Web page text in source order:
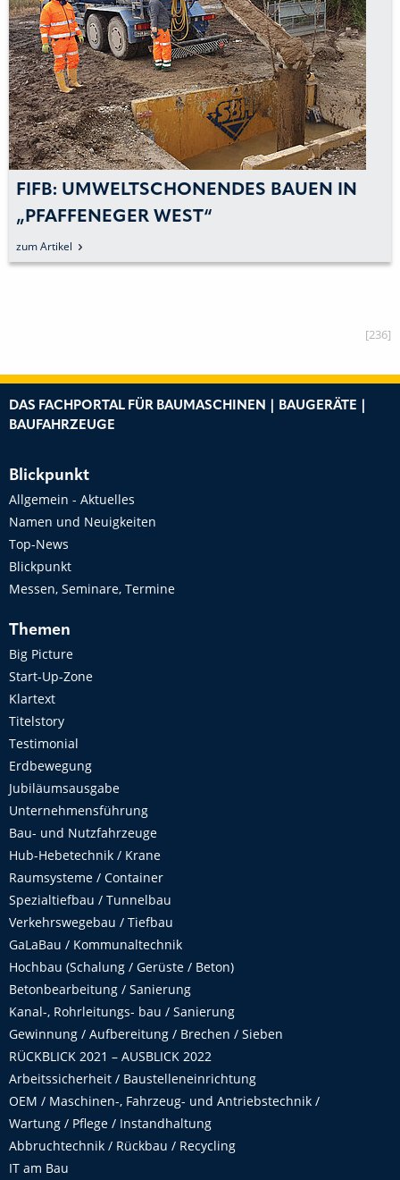
FIFB: UMWELTSCHONENDES BAUEN IN
„PFAFFENEGER WEST“
zum Artikel
[236]
DAS FACHPORTAL FÜR BAUMASCHINEN | BAUGERÄTE |
BAUFAHRZEUGE
Blickpunkt
Allgemein - Aktuelles
Namen und Neuigkeiten
Top-News
Blickpunkt
Messen, Seminare, Termine
Themen
Big Picture
Start-Up-Zone
Klartext
Titelstory
Testimonial
Erdbewegung
Jubiläumsausgabe
Unternehmensführung
Bau- und Nutzfahrzeuge
Hub-Hebetechnik / Krane
Raumsysteme / Container
Spezialtiefbau / Tunnelbau
Verkehrswegebau / Tiefbau
GaLaBau / Kommunaltechnik
Hochbau (Schalung / Gerüste / Beton)
Betonbearbeitung / Sanierung
Kanal-, Rohrleitungs- bau / Sanierung
Gewinnung / Aufbereitung / Brechen / Sieben
RÜCKBLICK 2021 – AUSBLICK 2022
Arbeitssicherheit / Baustelleneinrichtung
OEM / Maschinen-, Fahrzeug- und Antriebstechnik /
Wartung / Pflege / Instandhaltung
Abbruchtechnik / Rückbau / Recycling
IT am Bau